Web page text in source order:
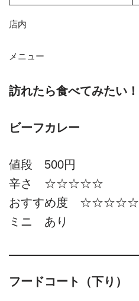
店内
メニュー
訪れたら食べてみたい！
ビーフカレー
値段 500円
辛さ ☆☆☆☆☆
おすすめ度 ☆☆☆☆☆
ミニ あり
フードコート（下り）